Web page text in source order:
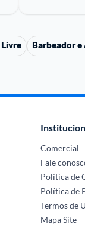
Livre Barbeador
Comercial
Fale
Política de
Política de
Termos de
Mapa Site